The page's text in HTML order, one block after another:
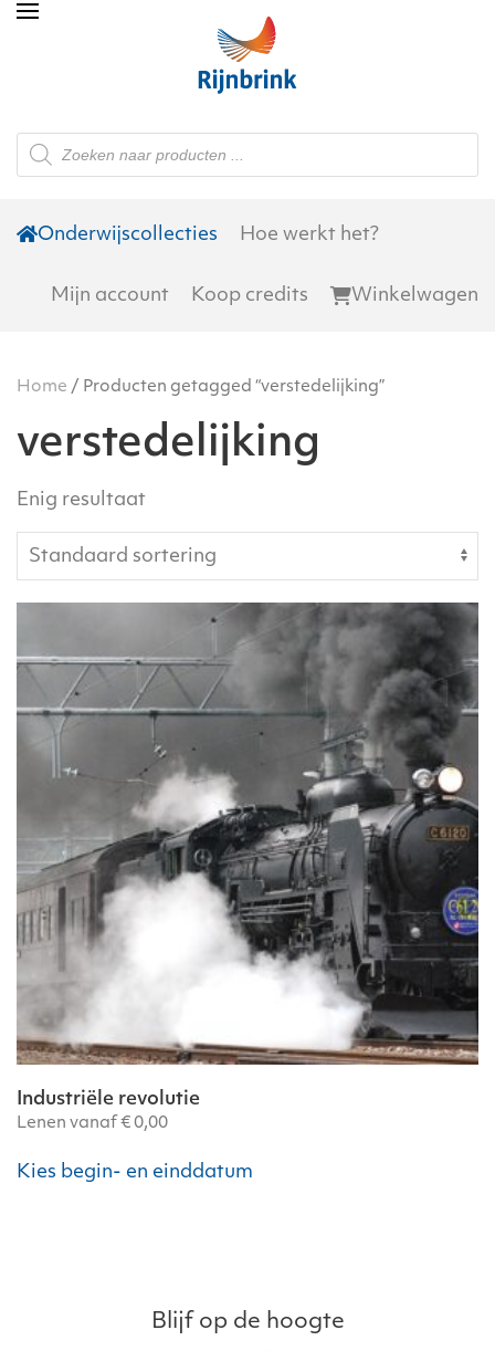
Skip to main content
Producten
zoeken
Onderwijscollecties Hoe werkt het?
Mijn account Koop credits Winkelwagen
Home / Producten getagged “verstedelijking”
verstedelijking
Enig resultaat
Industriële revolutie
Lenen vanaf € 0,00
Kies begin- en einddatum
Blijf op de hoogte